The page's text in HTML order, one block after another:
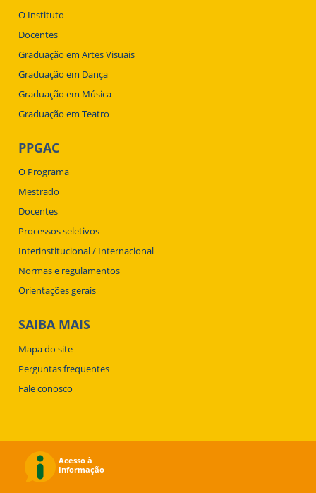
O Instituto
Docentes
Graduação em Artes Visuais
Graduação em Dança
Graduação em Música
Graduação em Teatro
PPGAC
O Programa
Mestrado
Docentes
Processos seletivos
Interinstitucional / Internacional
Normas e regulamentos
Orientações gerais
SAIBA MAIS
Mapa do site
Perguntas frequentes
Fale conosco